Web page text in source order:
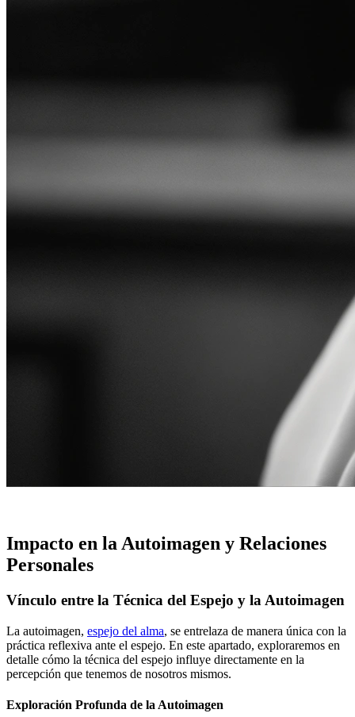
Impacto en la Autoimagen y Relaciones
Personales
Vínculo entre la Técnica del Espejo y la Autoimagen
La autoimagen, espejo del alma, se entrelaza de manera única con la
práctica reflexiva ante el espejo. En este apartado, exploraremos en
detalle cómo la técnica del espejo influye directamente en la
percepción que tenemos de nosotros mismos.
Exploración Profunda de la Autoimagen